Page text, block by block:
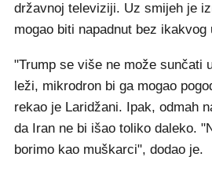
državnoj televiziji. Uz smijeh je
mogao biti napadnut bez ikakvog
"Trump se više ne može sunčati
leži, mikrodron bi ga mogao
rekao je Laridžani. Ipak, odmah
da Iran ne bi išao toliko daleko.
borimo kao muškarci", dodao je.